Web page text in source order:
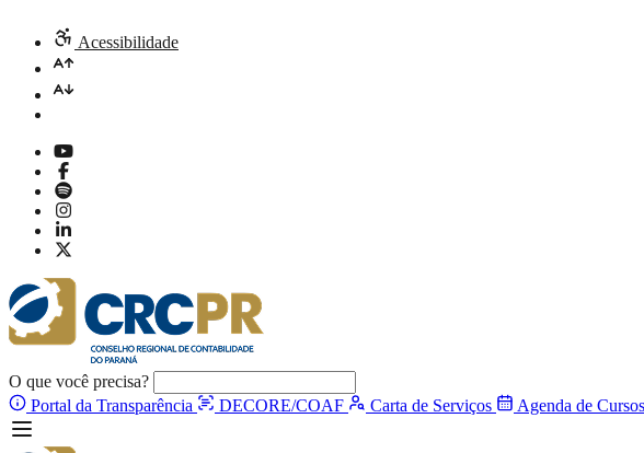
Acessibilidade
O que você precisa?
Portal da Transparência
DECORE/COAF Carta de Serviços Agenda de Cursos